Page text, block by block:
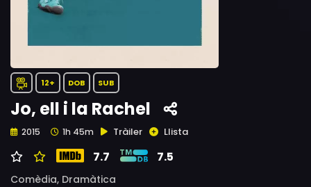
12+ DOB SUB
Jo, ell i la Rachel
2015 1h 45m Tràiler Llista
7.7 7.5
Comèdia, Dramàtica